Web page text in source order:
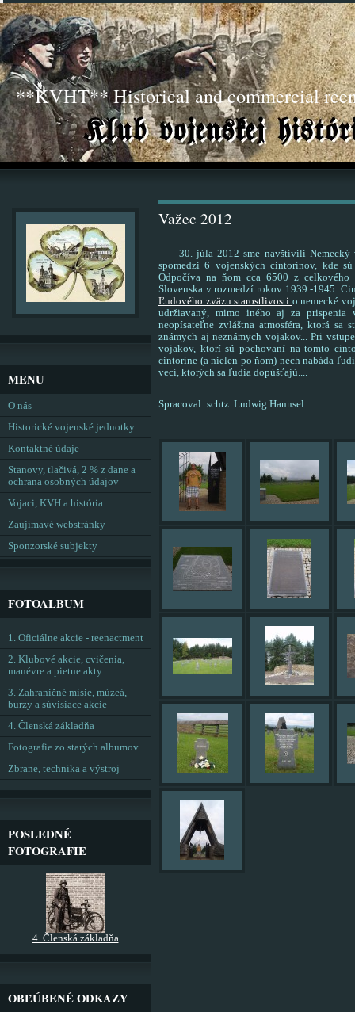
**KVHT** Historical and commercial
Važec 2012
30. júla 2012 sme navštívili Nemecký
spomedzi 6 vojenských cintorínov, kde
Odpočíva na ňom cca 6500 z
Slovenska v rozmedzí rokov 1939 -1945.
Ľudového zväzu starostlivosti o nemecké
udržiavaný, mimo iného aj za prispenia
neopísateľne zvláštna atmosféra, ktorá sa
známych aj neznámych vojakov... Pri
vojakov, ktorí sú pochovaní na tomto
cintoríne (a nielen po ňom) nech nabáda
vecí, ktorých sa ľudia dopúšťajú....
Spracoval: schtz. Ludwig Hannsel
MENU
O nás
Historické vojenské jednotky
Kontaktné údaje
Stanovy, tlačivá, 2 % z dane a
ochrana osobných údajov
Vojaci, KVH a história
Zaujímavé webstránky
Sponzorské subjekty
FOTOALBUM
1. Oficiálne akcie - reenactment
2. Klubové akcie, cvičenia,
manévre a pietne akty
3. Zahraničné misie, múzeá,
burzy a súvisiace akcie
4. Členská základňa
Fotografie zo starých albumov
Zbrane, technika a výstroj
POSLEDNÉ
FOTOGRAFIE
4. Členská základňa
OBĽÚBENÉ ODKAZY